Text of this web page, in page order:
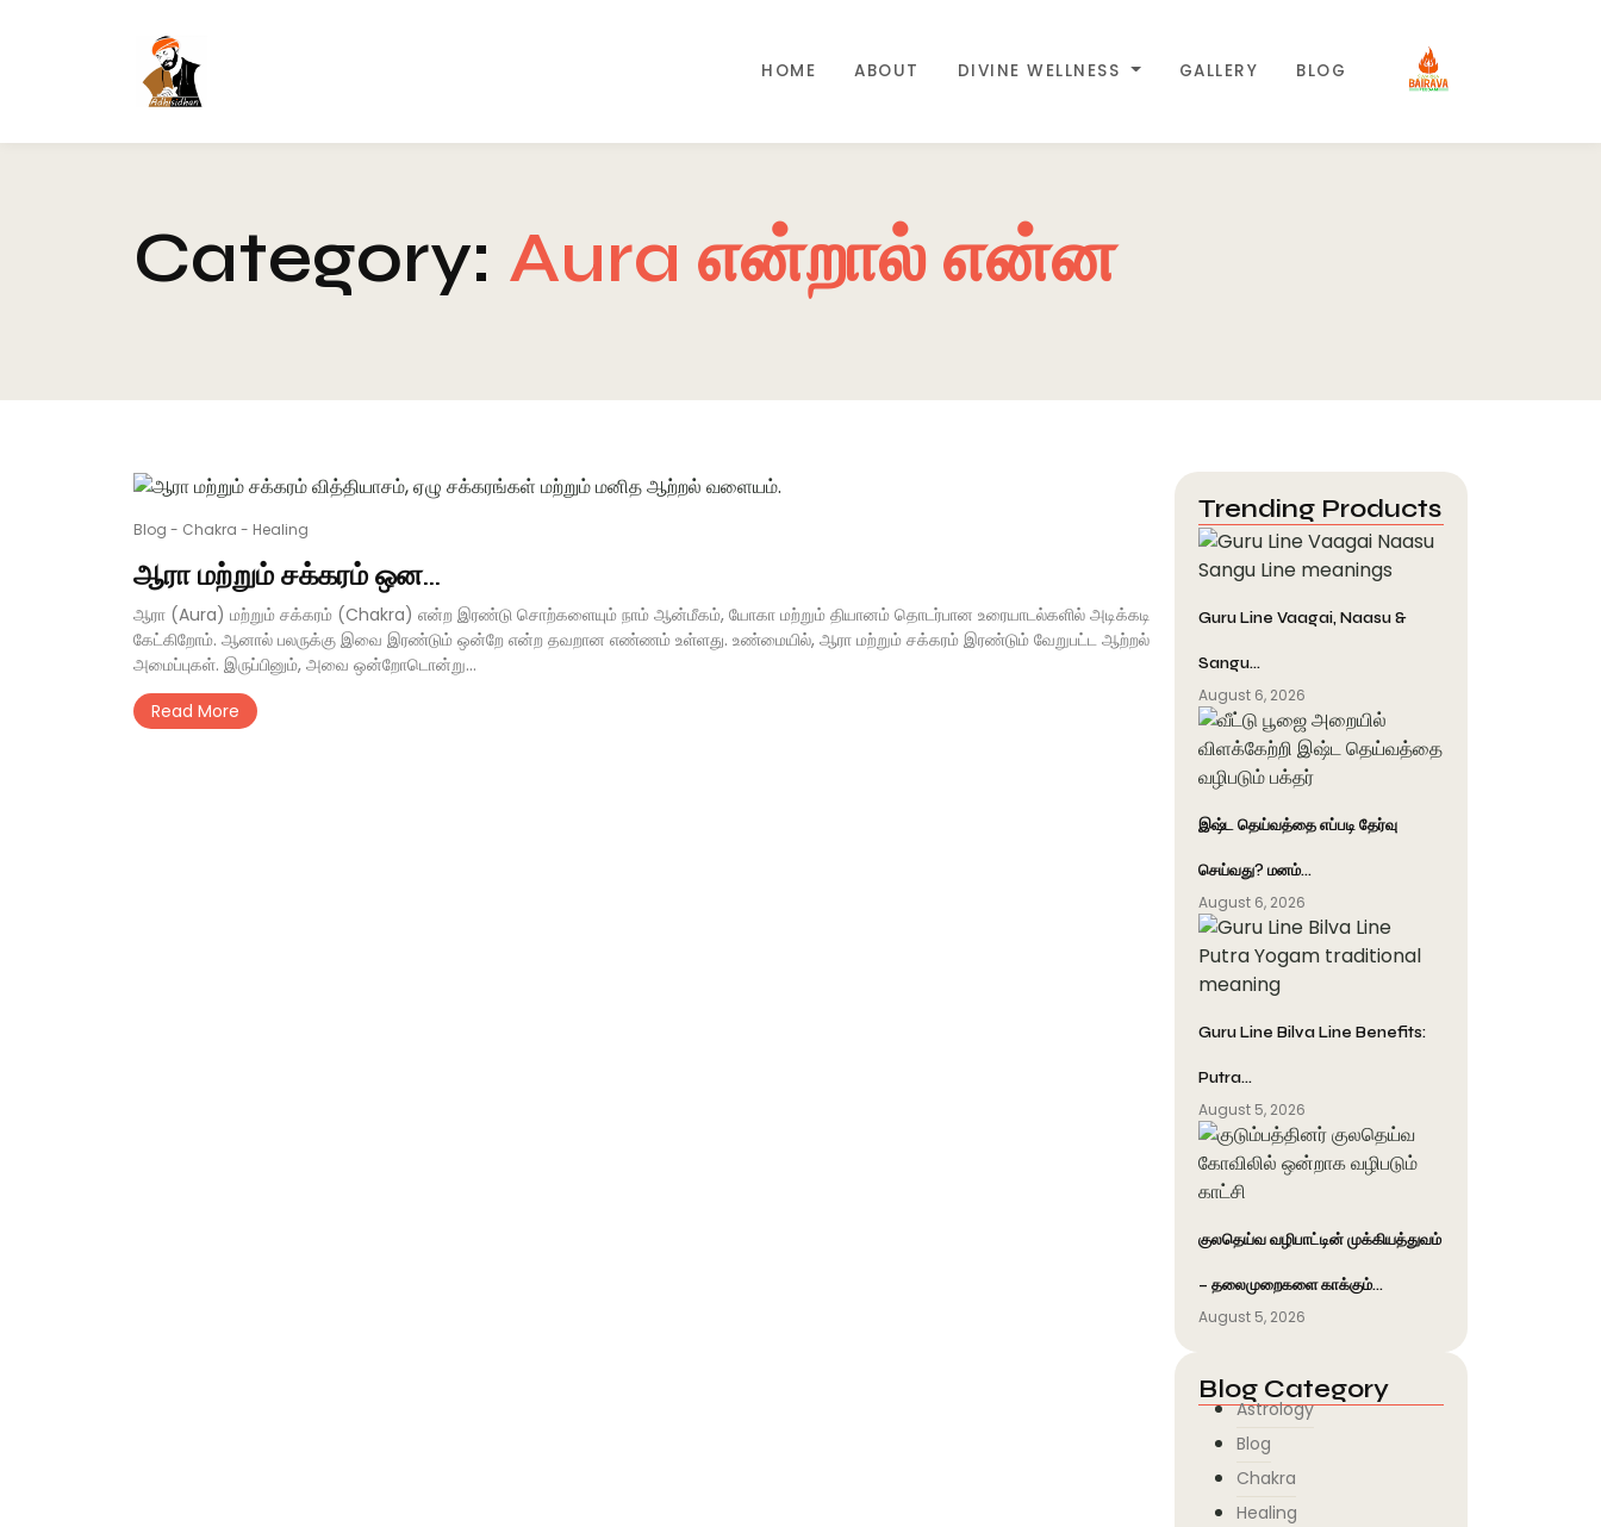
HOME ABOUT DIVINE WELLNESS GALLERY BLOG
Category: Aura என்றால் என்ன
Blog - Chakra - Healing
ஆரா மற்றும் சக்கரம் ஒன...
ஆரா (Aura) மற்றும் சக்கரம் (Chakra) என்ற இரண்டு சொற்களையும் நாம் ஆன்மீகம், யோகா மற்றும் தியானம் தொடர்பான உரையாடல்களில் அடிக்கடி
கேட்கிறோம். ஆனால் பலருக்கு இவை இரண்டும் ஒன்றே என்ற தவறான எண்ணம் உள்ளது. உண்மையில், ஆரா மற்றும் சக்கரம் இரண்டும் வேறுபட்ட ஆற்றல்
அமைப்புகள். இருப்பினும், அவை ஒன்றோடொன்று...
Read More
Trending Products
Guru Line Vaagai, Naasu &
Sangu…
August 6, 2026
இஷ்ட தெய்வத்தை எப்படி தேர்வு
செய்வது? மனம்…
August 6, 2026
Guru Line Bilva Line Benefits:
Putra…
August 5, 2026
குலதெய்வ வழிபாட்டின் முக்கியத்துவம்
– தலைமுறைகளை காக்கும்…
August 5, 2026
Blog Category
Astrology
Blog
Chakra
Healing